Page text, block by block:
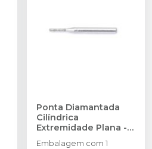
Ponta Diamantada
Cilíndrica
Extremidade Plana -
- MICRODONT
Embalagem com 1